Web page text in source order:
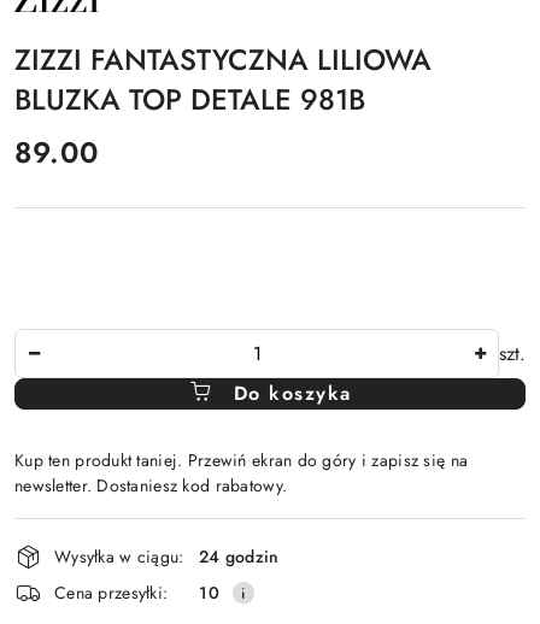
PRODUCENTA:
ZIZZI FANTASTYCZNA LILIOWA
BLUZKA TOP DETALE 981B
cena:
89.00
szt.
Do koszyka
Kup ten produkt taniej. Przewiń ekran do góry i zapisz się na
newsletter. Dostaniesz kod rabatowy.
Dostępność
i
dostawa
Wysyłka w ciągu:
24 godzin
Cena przesyłki:
10